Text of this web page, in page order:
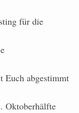
für die
Euch abgestimmt
Oktoberhälfte